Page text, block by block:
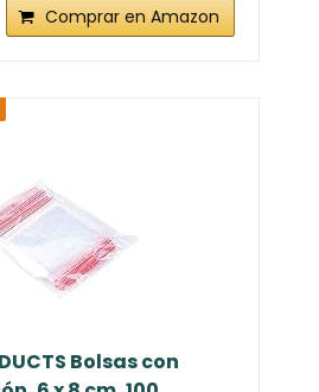
Comprar en Amazon
Bolsas con